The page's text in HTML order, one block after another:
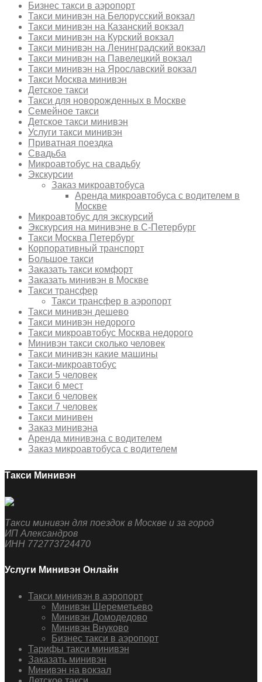
Бизнес такси в аэропорт
Такси минивэн на Белорусский вокзал
Такси минивэн на Казанский вокзал
Такси минивэн на Курский вокзал
Такси минивэн на Ленинградский вокзал
Такси минивэн на Павелецкий вокзал
Такси минивэн на Ярославский вокзал
Такси Москва минивэн
Детское такси
Такси для новорожденных в Москве
Семейное такси
Детское такси минивэн
Услуги такси минивэн
Приватная поездка
Свадьба
Микроавтобус на свадьбу
Экскурсии
Заказ микроавтобуса
Аренда микроавтобуса с водителем в
Москве
Микроавтобус для экскурсий
Экскурсия на минивэне в С-Петербург
Такси Москва Петербург
Корпоративный транспорт
Большое такси
Заказать такси комфорт
Заказать минивэн в Москве
Такси трансфер
Такси трансфер в аэропорт
Такси минивэн дешево
Такси минивэн недорого
Такси микроавтобус Москва недорого
Минивэн такси сколько человек
Такси минивэн какие машины
Такси-микроавтобус
Такси 5 человек
Такси 6 мест
Такси 6 человек
Такси 7 человек
Такси минивен
Заказ минивэна
Аренда минивэна с водителем
Заказ микроавтобуса с водителем
Такси Минивэн
Такси минивэн для поездок в Москве и за город
ИП Александров
ИНН 772773724470
Услуги Минивэн Онлайн
Такси минивэн в аэропорт
Минивэн Шереметьево
Минивэн Домодедово
Минивэн Внуково
Бизнес такси в аэропорт
Тарифы такси минивэн
Заказать минивэн
Минивэн на вокзал